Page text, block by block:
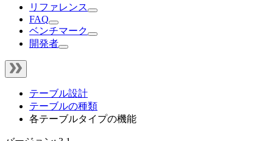
リファレンス
FAQ
ベンチマーク
開発者
テーブル設計
テーブルの種類
各テーブルタイプの機能